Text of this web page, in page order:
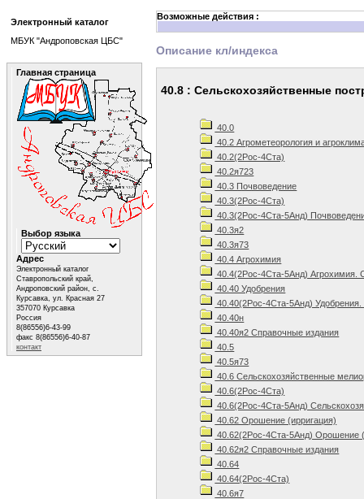
Возможные действия :
Описание кл/индекса
40.8 : Сельскохозяйственные
40.0
40.2 Агрометеорология и
40.2(2Рос-4Ста)
40.2я723
40.3 Почвоведение
40.3(2Рос-4Ста)
40.3(2Рос-4Ста-5Анд)
40.3я2
40.3я73
40.4 Агрохимия
40.4(2Рос-4Ста-5Анд) Агрохимия.
40.40 Удобрения
40.40(2Рос-4Ста-5Анд) Удобрения.
40.40н
40.40я2 Справочные издания
40.5
40.5я73
40.6 Сельскохозяйственные
40.6(2Рос-4Ста)
40.6(2Рос-4Ста-5Анд)
40.62 Орошение (ирригация)
40.62(2Рос-4Ста-5Анд) Орошение
40.62я2 Справочные издания
40.64
40.64(2Рос-4Ста)
40.6я7
Электронный каталог
МБУК "Андроповская ЦБС"
Главная страница
Выбор языка
Адрес
Электронный каталог
Ставропольский край,
Андроповский район, с.
Курсавка, ул. Красная 27
357070 Курсавка
Россия
8(86556)6-43-99
факс 8(86556)6-40-87
контакт